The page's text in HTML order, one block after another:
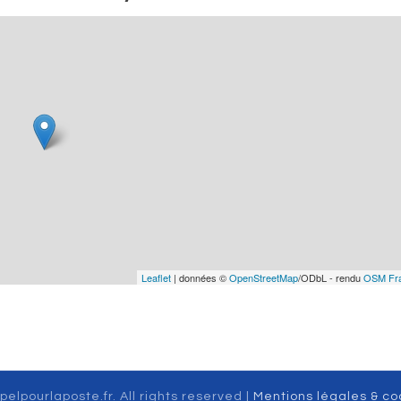
Leaflet | données ©OpenStreetMap/ODbL - renduOSM
All rights reserved | Mentions légales &